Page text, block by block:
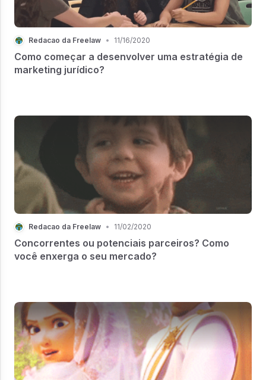
Redacao da Freelaw • 11/16/2020
Como começar a desenvolver uma estratégia de
marketing jurídico?
Redacao da Freelaw • 11/02/2020
Concorrentes ou potenciais parceiros? Como
você enxerga o seu mercado?